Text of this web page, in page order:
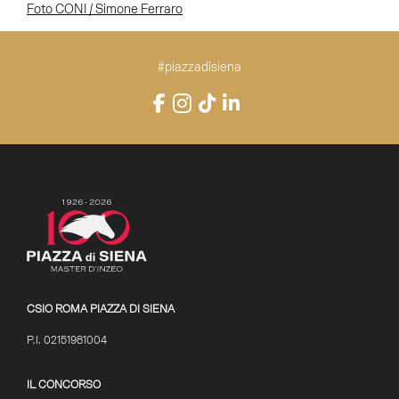
Foto CONI / Simone Ferraro
#piazzadisiena
Facebook
Instagram
TikTokLinkedIn
CSIO ROMA PIAZZA DI SIENA
P.I. 02151981004
IL CONCORSO